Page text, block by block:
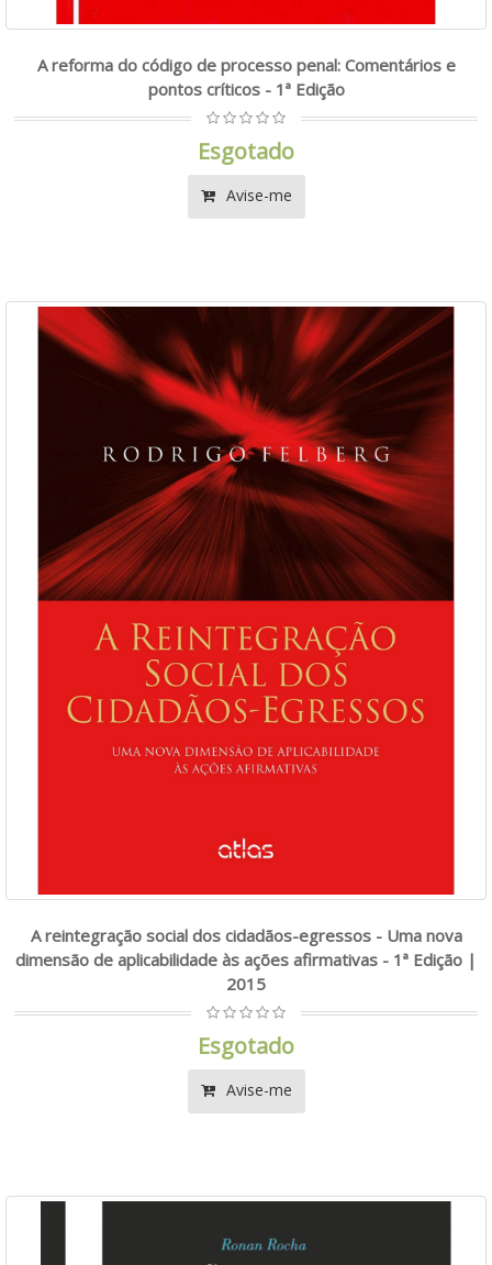
A reforma do código de processo penal: Comentários e
pontos críticos - 1ª Edição
Esgotado
Avise-me
A reintegração social dos cidadãos-egressos - Uma nova
dimensão de aplicabilidade às ações afirmativas - 1ª Edição |
2015
Esgotado
Avise-me